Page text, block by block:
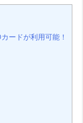
ードが利用可能！